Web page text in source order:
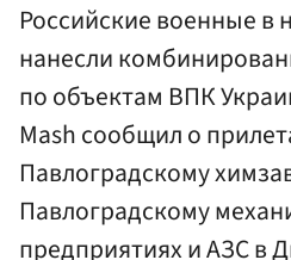
Российские военные в
нанесли
по объектам ВПК
Mash сообщил о
Павлоградскому
Павлоградскому
предприятиях и АЗС в